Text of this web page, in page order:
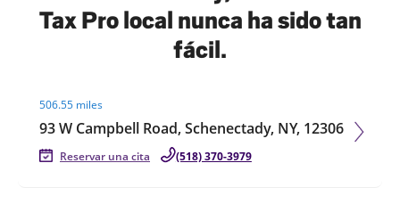
Tax Pro local nunca ha sido tan
fácil.
506.55 miles
93 W Campbell Road, Schenectady, NY, 12306
Reservar una cita (518) 370-3979